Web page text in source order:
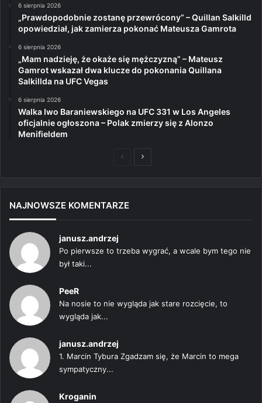
6 sierpnia 2026
„Prawdopodobnie zostanę przewrócony” – Quillan Salkilld
opowiedział, jak zamierza pokonać Mateusza Gamrota
6 sierpnia 2026
„Mam nadzieję, że okaże się mężczyzną” – Mateusz
Gamrot wskazał dwa klucze do pokonania Quillana
Salkillda na UFC Vegas
6 sierpnia 2026
Walka Iwo Baraniewskiego na UFC 331 w Los Angeles
oficjalnie ogłoszona – Polak zmierzy się z Alonzo
Menifieldem
PoprzedniaNastępna
NAJNOWSZE KOMENTARZE
janusz.andrzej
Po pierwsze to trzeba wygrać, a wcale bym tego nie
był taki...
PeeR
Na nosie to nie wygląda jak stare rozcięcie, to
wygląda jak...
janusz.andrzej
1. Marcin Tybura Zgadzam się, że Marcin to mega
sympatyczny...
Kroganin